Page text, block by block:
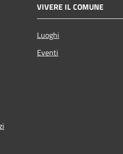
VIVERE IL COMUNE
Luoghi
Eventi